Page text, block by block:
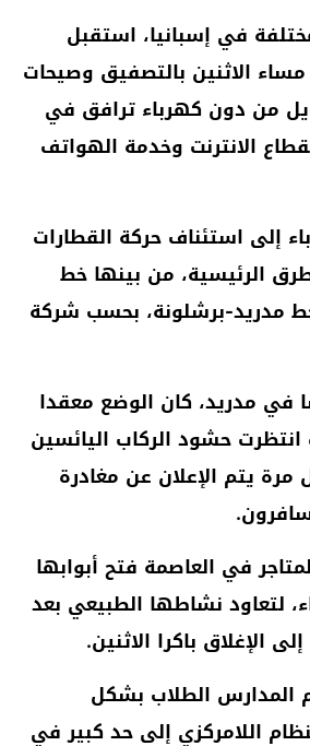
في إسبانيا، استقبل
الاثنين بالتصفيق وصيحات
من دون كهرباء ترافق في
الانترنت وخدمة الهواتف
إلى استئناف حركة القطارات
الرئيسية، من بينها خط
مدريد-برشلونة، بحسب شركة
مدريد، كان الوضع معقدا
انتظرت حشود الركاب اليائسين
يتم الإعلان عن مغادرة
في العاصمة فتح أبوابها
لتعاود نشاطها الطبيعي بعد
الإغلاق باكرا الاثنين.
المدارس الطلاب بشكل
اللامركزي إلى حد كبير في